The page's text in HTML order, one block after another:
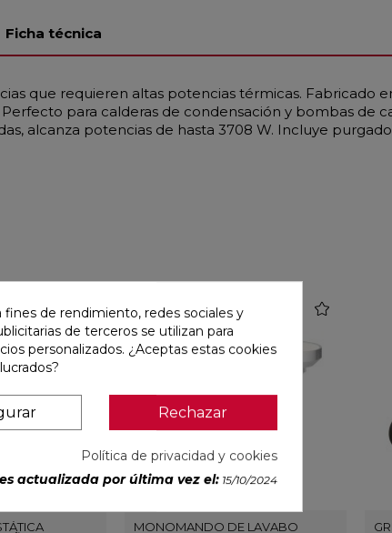
Ficha técnica
que requieren altas potencias térmicas. Fabricado
para calderas de condensación y bombas de
alcanza potencias de hasta 3708 W. Incluye
favorite
MONOMANDO DE LAVABO
favorite
de rendimiento, redes sociales y
de terceros se utilizan para
personalizados. ¿Aceptas estas cookies
Rechazar
Política de privacidad y cookies
actualizada por última vez el: 15/10/2024